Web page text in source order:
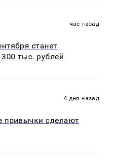
час назад
станет
тыс. рублей
4 дня назад
привычки сделают